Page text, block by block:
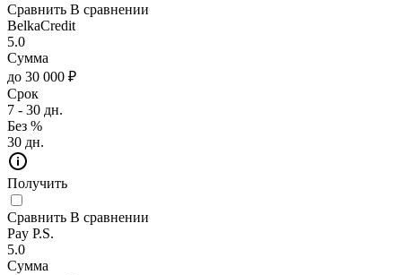
Сравнить В сравнении
BelkaCredit
5.0
Сумма
до 30 000 ₽
Срок
7 - 30 дн.
Без %
30 дн.
Получить
Сравнить В сравнении
Pay P.S.
5.0
Сумма